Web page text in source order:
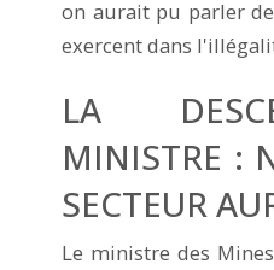
on aurait pu parler de
exercent dans
LA
MINISTRE :
SECTEUR
Le ministre des